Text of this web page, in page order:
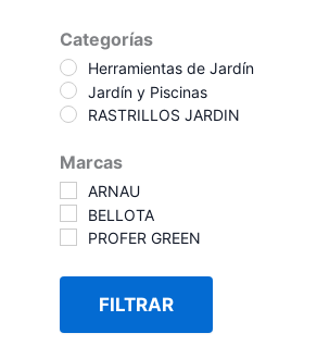
Categorías
Herramientas de Jardín
Jardín y Piscinas
RASTRILLOS JARDIN
Marcas
ARNAU
BELLOTA
PROFER GREEN
FILTRAR